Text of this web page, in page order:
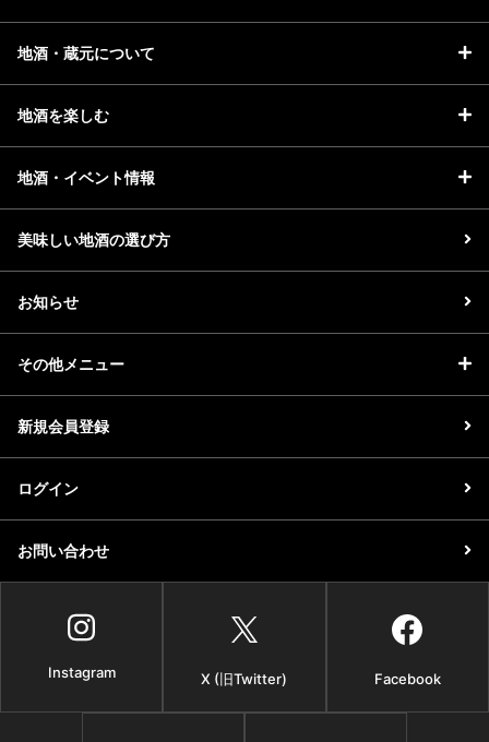
地酒・蔵元について
地酒を楽しむ
地酒・イベント情報
美味しい地酒の選び方
お知らせ
その他メニュー
新規会員登録
ログイン
お問い合わせ
Instagram X (旧Twitter) Facebook